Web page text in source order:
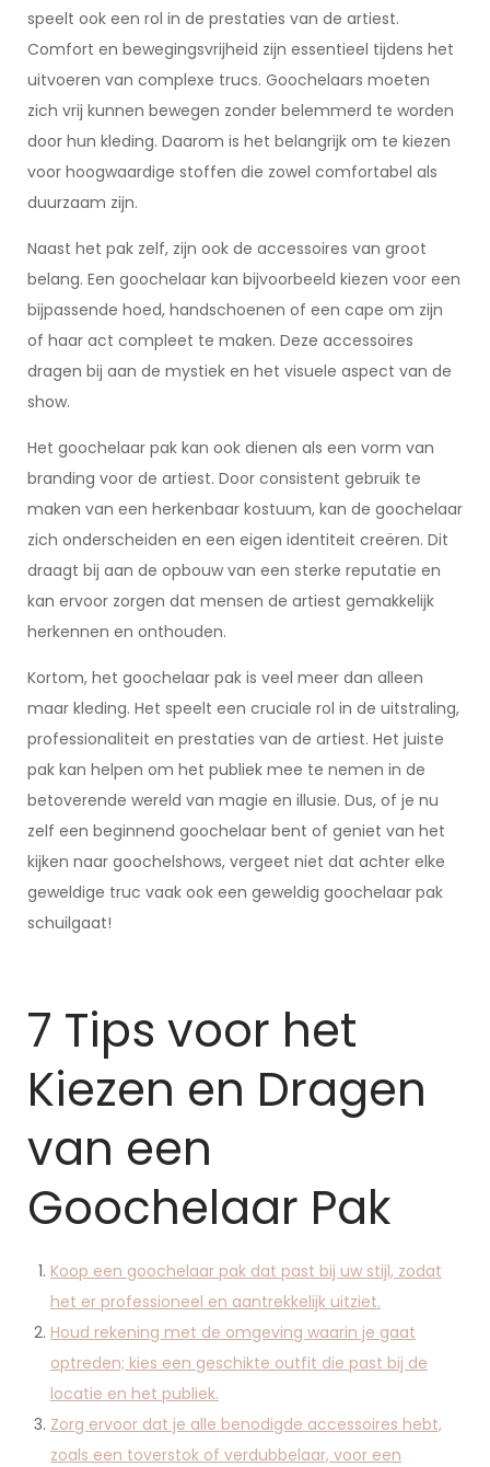
speelt ook een rol in de prestaties van de artiest.
Comfort en bewegingsvrijheid zijn essentieel tijdens het
uitvoeren van complexe trucs. Goochelaars moeten
zich vrij kunnen bewegen zonder belemmerd te worden
door hun kleding. Daarom is het belangrijk om te kiezen
voor hoogwaardige stoffen die zowel comfortabel als
duurzaam zijn.
Naast het pak zelf, zijn ook de accessoires van groot
belang. Een goochelaar kan bijvoorbeeld kiezen voor een
bijpassende hoed, handschoenen of een cape om zijn
of haar act compleet te maken. Deze accessoires
dragen bij aan de mystiek en het visuele aspect van de
show.
Het goochelaar pak kan ook dienen als een vorm van
branding voor de artiest. Door consistent gebruik te
maken van een herkenbaar kostuum, kan de goochelaar
zich onderscheiden en een eigen identiteit creëren. Dit
draagt bij aan de opbouw van een sterke reputatie en
kan ervoor zorgen dat mensen de artiest gemakkelijk
herkennen en onthouden.
Kortom, het goochelaar pak is veel meer dan alleen
maar kleding. Het speelt een cruciale rol in de uitstraling,
professionaliteit en prestaties van de artiest. Het juiste
pak kan helpen om het publiek mee te nemen in de
betoverende wereld van magie en illusie. Dus, of je nu
zelf een beginnend goochelaar bent of geniet van het
kijken naar goochelshows, vergeet niet dat achter elke
geweldige truc vaak ook een geweldig goochelaar pak
schuilgaat!
7 Tips voor het
Kiezen en Dragen
van een
Goochelaar Pak
Koop een goochelaar pak dat past bij uw stijl, zodat
het er professioneel en aantrekkelijk uitziet.
Houd rekening met de omgeving waarin je gaat
optreden; kies een geschikte outfit die past bij de
locatie en het publiek.
Zorg ervoor dat je alle benodigde accessoires hebt,
zoals een toverstok of verdubbelaar, voor een